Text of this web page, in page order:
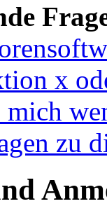
x
zu